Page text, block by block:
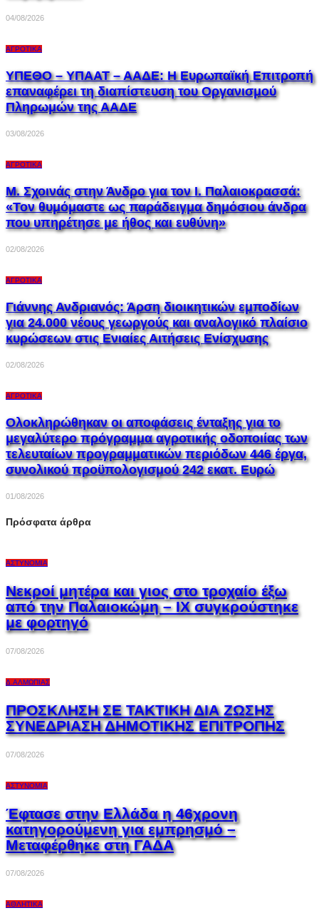
04/08/2026
ΑΓΡΟΤΙΚΆ
ΥΠΕΘΟ – ΥΠΑΑΤ – ΑΑΔΕ: H Ευρωπαϊκή Επιτροπή
επαναφέρει τη διαπίστευση του Οργανισμού
Πληρωμών της ΑΑΔΕ
03/08/2026
ΑΓΡΟΤΙΚΆ
Μ. Σχοινάς στην Άνδρο για τον Ι. Παλαιοκρασσά:
«Τον θυμόμαστε ως παράδειγμα δημόσιου άνδρα
που υπηρέτησε με ήθος και ευθύνη»
02/08/2026
ΑΓΡΟΤΙΚΆ
Γιάννης Ανδριανός: Άρση διοικητικών εμποδίων
για 24.000 νέους γεωργούς και αναλογικό πλαίσιο
κυρώσεων στις Ενιαίες Αιτήσεις Ενίσχυσης
02/08/2026
ΑΓΡΟΤΙΚΆ
Ολοκληρώθηκαν οι αποφάσεις ένταξης για το
μεγαλύτερο πρόγραμμα αγροτικής οδοποιίας των
τελευταίων προγραμματικών περιόδων 446 έργα,
συνολικού προϋπολογισμού 242 εκατ. Ευρώ
01/08/2026
Πρόσφατα άρθρα
ΑΣΤΥΝΟΜΊΑ
Νεκροί μητέρα και γιος στο τροχαίο έξω
από την Παλαιοκώμη – ΙΧ συγκρούστηκε
με φορτηγό
07/08/2026
Δ.ΑΛΜΩΠΊΑΣ
ΠΡΟΣΚΛΗΣΗ ΣΕ ΤΑΚΤΙΚΗ ΔΙΑ ΖΩΣΗΣ
ΣΥΝΕΔΡΙΑΣΗ ΔΗΜΟΤΙΚΗΣ ΕΠΙΤΡΟΠΗΣ
07/08/2026
ΑΣΤΥΝΟΜΊΑ
Έφτασε στην Ελλάδα η 46χρονη
κατηγορούμενη για εμπρησμό –
Μεταφέρθηκε στη ΓΑΔΑ
07/08/2026
ΑΘΛΗΤΙΚΆ